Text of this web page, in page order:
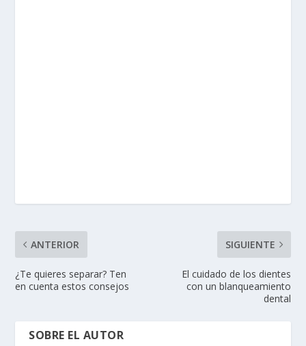
ANTERIOR
¿Te quieres separar? Ten
en cuenta estos consejos
SIGUIENTE
El cuidado de los dientes
con un blanqueamiento
dental
SOBRE EL AUTOR